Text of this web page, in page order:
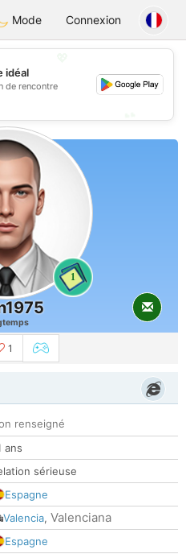
Space
Mode Connexion
idéal
de rencontre
1
1
renseigné
ans
sérieuse
Espagne
Valencia, Valenciana
Espagne